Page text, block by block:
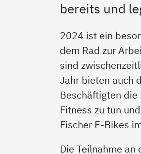
bereits und
2024 ist ein
dem Rad zur
sind
Jahr bieten auch
Beschäftigten
Fitness zu tun
Fischer E-Bikes
Die Teilnahme